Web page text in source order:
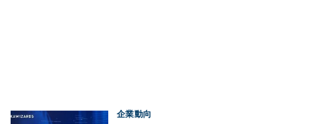
企業動向